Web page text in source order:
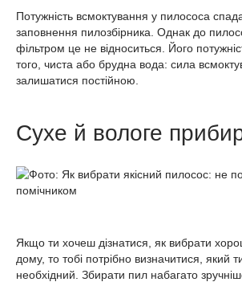
Потужність всмоктування у пилососа
заповнення пилозбірника. Однак до
фільтром це не відноситься. Його
того, чиста або брудна вода: сила
залишатися постійною.
Сухе й вологе
Якщо ти хочеш дізнатися, як вибрати
дому, то тобі потрібно визначитися, який
необхідний. Збирати пил набагато